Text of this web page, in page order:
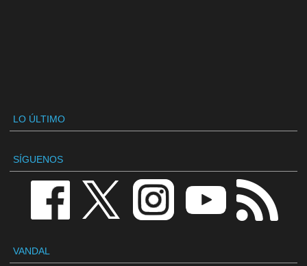
LO ÚLTIMO
SÍGUENOS
VANDAL